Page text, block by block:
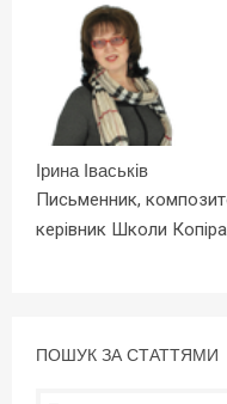
Ірина Іваськів
Письменник,
керівник Школи
ПОШУК ЗА СТАТТЯМИ